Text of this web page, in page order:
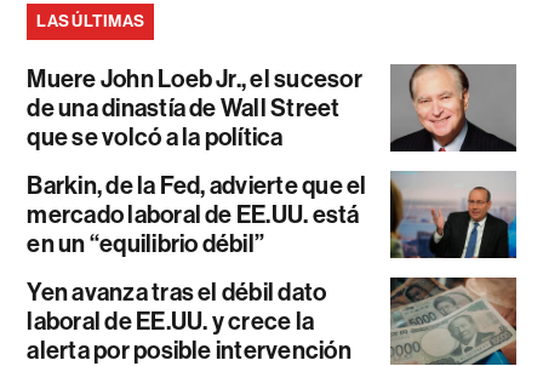
LAS ÚLTIMAS
Muere John Loeb Jr., el sucesor
de una dinastía de Wall Street
que se volcó a la política
Barkin, de la Fed, advierte que el
mercado laboral de EE.UU. está
en un “equilibrio débil”
Yen avanza tras el débil dato
laboral de EE.UU. y crece la
alerta por posible intervención